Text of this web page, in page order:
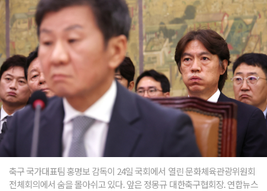
축구 국가대표팀 홍명보 감독이 24일 국회에서 열린 문화체육관광위원회
전체회의에서 숨을 몰아쉬고 있다. 앞은 정몽규 대한축구협회장. 연합뉴스